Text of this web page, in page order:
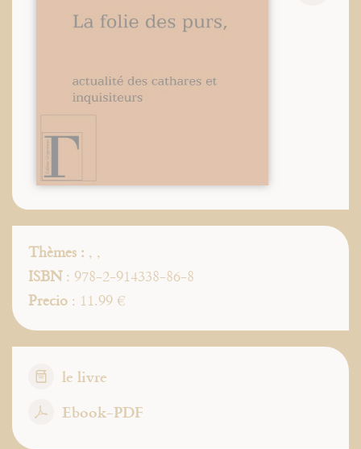
Thèmes : , ,
ISBN: 978-2-914338-86-8
Precio : 11.99 €
le livre
Ebook-PDF